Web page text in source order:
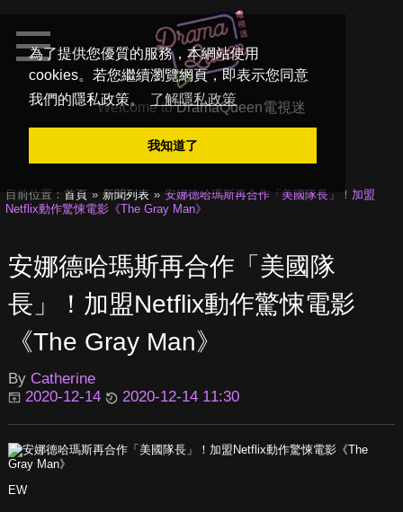
為了提供您優質的服務，本網站使用
cookies。若您繼續瀏覽網頁，即表示您同意
我們的隱私政策。
了解隱私政策
我知道了
Welcome toDramaQueen電視迷
目前位置： 首頁 新聞列表
安娜德哈瑪斯再合作「美國隊長」！加盟
Netflix動作驚悚電影《The Gray Man》
安娜德哈瑪斯再合作「美國隊
長」！加盟Netflix動作驚悚電影
《The Gray Man》
By Catherine
2020-12-14
2020-12-14 11:30
EW